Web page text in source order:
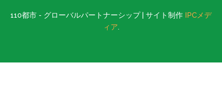
110都市 - グローバルパートナーシップ | サイト制作 IPCメデ
ィア.